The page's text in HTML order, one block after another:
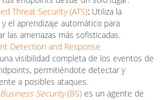
Threat Security (ATS): Utiliza la
el aprendizaje automático para
las amenazas más sofisticadas.
Detection and Response
visibilidad completa de los eventos de
permitiéndote detectar y
a posibles ataques.
Security(BS) es un agente de